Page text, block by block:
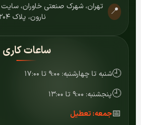
📍
تهران، شهرک صنعتی خاوران،
نارون، پلاک ۷۲۰۴
ساعات کاری
🕘شنبه تا چهارشنبه: ۹:۰۰ تا ۱۷:۰۰
🕘پنجشنبه: ۹:۰۰ تا ۱۳:۰۰
📅جمعه: تعطیل